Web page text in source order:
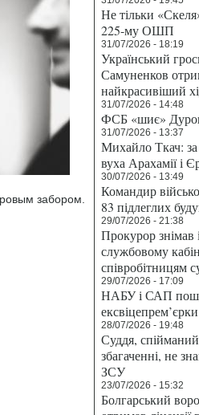
забором.
Не тільки
225-му ОШП
31/07/2026 - 18:19
Український
Самуненков
найкрасивіший
31/07/2026 - 14:48
ФСБ «шиє»
31/07/2026 - 13:37
Михайло Ткач:
вуха Арахамії і
30/07/2026 - 13:49
Командир
83 підлеглих
29/07/2026 - 21:38
Прокурор знімав
службовому
співробітницям
29/07/2026 - 17:09
НАБУ і САП
28/07/2026 - 19:48
Суддя,
збагаченні, не
ЗСУ
23/07/2026 - 15:32
Болгарський